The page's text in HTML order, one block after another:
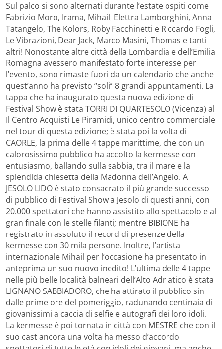
Sul palco si sono alternati durante l’estate ospiti come
Fabrizio Moro, Irama, Mihail, Elettra Lamborghini, Anna
Tatangelo, The Kolors, Roby Facchinetti e Riccardo Fogli,
Le Vibrazioni, Dear Jack, Marco Masini, Thomas e tanti
altri! Nonostante altre città della Lombardia e dell’Emilia
Romagna avessero manifestato forte interesse per
l’evento, sono rimaste fuori da un calendario che anche
quest’anno ha previsto “soli” 8 grandi appuntamenti. La
tappa che ha inaugurato questa nuova edizione di
Festival Show è stata TORRI DI QUARTESOLO (Vicenza) al
Il Centro Acquisti Le Piramidi, unico centro commerciale
nel tour di questa edizione; è stata poi la volta di
CAORLE, la prima delle 4 tappe marittime, che con un
calorosissimo pubblico ha accolto la kermesse con
entusiasmo, ballando sulla sabbia, tra il mare e la
splendida chiesetta della Madonna dell’Angelo. A
JESOLO LIDO è stato consacrato il più grande successo
di pubblico di Festival Show a Jesolo di questi anni, con
20.000 spettatori che hanno assistito allo spettacolo e al
gran finale con le stelle filanti; mentre BIBIONE ha
registrato in assoluto il record di presenze della
kermesse con 30 mila persone. Inoltre, l’artista
internazionale Mihail per l’occasione ha presentato in
anteprima un suo nuovo inedito! L’ultima delle 4 tappe
nelle più belle località balneari dell’Alto Adriatico è stata
LIGNANO SABBIADORO, che ha attirato il pubblico sin
dalle prime ore del pomeriggio, radunando centinaia di
giovanissimi a caccia di selfie e autografi dei loro idoli.
La kermesse è poi tornata in città con MESTRE che con il
suo cast ancora una volta ha messo d’accordo